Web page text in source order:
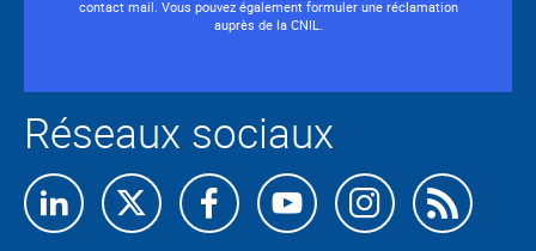
contact mail. Vous pouvez également formuler une réclamation
auprès de la CNIL.
Réseaux sociaux